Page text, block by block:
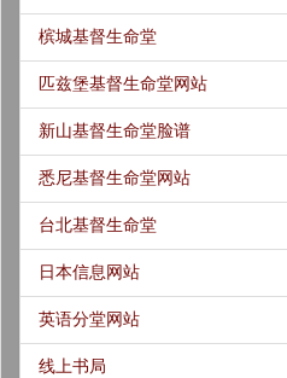
槟城基督生命堂
匹兹堡基督生命堂网站
新山基督生命堂脸谱
悉尼基督生命堂网站
台北基督生命堂
日本信息网站
英语分堂网站
线上书局